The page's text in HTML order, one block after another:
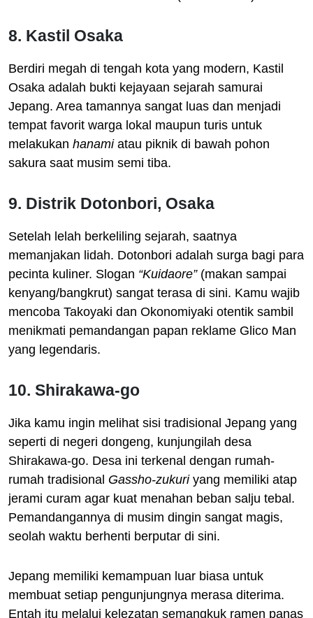
8. Kastil Osaka
Berdiri megah di tengah kota yang modern, Kastil
Osaka adalah bukti kejayaan sejarah samurai
Jepang. Area tamannya sangat luas dan menjadi
tempat favorit warga lokal maupun turis untuk
melakukan hanamiatau piknik di bawah pohon
sakura saat musim semi tiba.
9. Distrik Dotonbori, Osaka
Setelah lelah berkeliling sejarah, saatnya
memanjakan lidah. Dotonbori adalah surga bagi para
pecinta kuliner. Slogan “Kuidaore”(makan sampai
kenyang/bangkrut) sangat terasa di sini. Kamu wajib
mencoba Takoyaki dan Okonomiyaki otentik sambil
menikmati pemandangan papan reklame Glico Man
yang legendaris.
10. Shirakawa-go
Jika kamu ingin melihat sisi tradisional Jepang yang
seperti di negeri dongeng, kunjungilah desa
Shirakawa-go. Desa ini terkenal dengan rumah-
rumah tradisional Gassho-zukuriyang memiliki atap
jerami curam agar kuat menahan beban salju tebal.
Pemandangannya di musim dingin sangat magis,
seolah waktu berhenti berputar di sini.
Jepang memiliki kemampuan luar biasa untuk
membuat setiap pengunjungnya merasa diterima.
Entah itu melalui kelezatan semangkuk ramen panas